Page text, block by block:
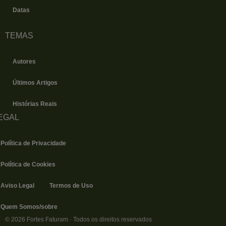
Datas
TEMAS
Autores
Últimos Artigos
Histórias Reais
Política de Privacidade
Política de Cookies
Aviso Legal Termos de Uso
Quem Somos/sobre
© 2026 Fortes Faturam · Todos os direitos reservados